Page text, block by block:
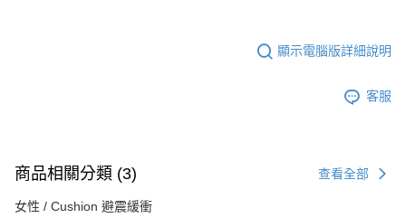
顯示電腦版詳細說明
客服
商品相關分類 (3) 查看全部
女性 / Cushion 避震緩衝